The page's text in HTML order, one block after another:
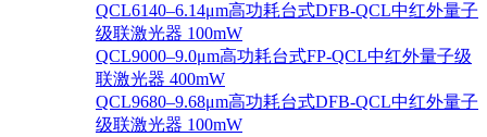
QCL6140–6.14μm高功耗台式DFB-QCL中红外量子
级联激光器 100mW
QCL9000–9.0μm高功耗台式FP-QCL中红外量子级
联激光器 400mW
QCL9680–9.68μm高功耗台式DFB-QCL中红外量子
级联激光器 100mW